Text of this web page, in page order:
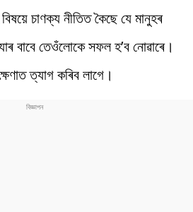
চাণক্য নীতিত কৈছে যে মানুহৰ
বাবে তেওঁলোকে সফল হ’ব নোৱাৰে।
ত্যাগ কৰিব লাগে।